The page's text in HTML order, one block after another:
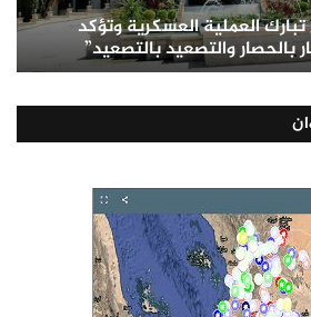
تبارك العملية العسكرية وتؤكد
بالحصار والتصعيد بالتصعيد”